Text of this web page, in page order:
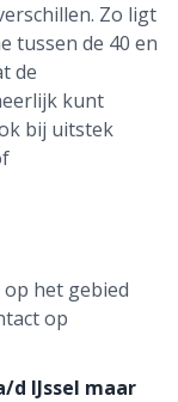
Zo ligt
tussen de 40 en
de
kunt
bij uitstek
het gebied
op
IJssel maar